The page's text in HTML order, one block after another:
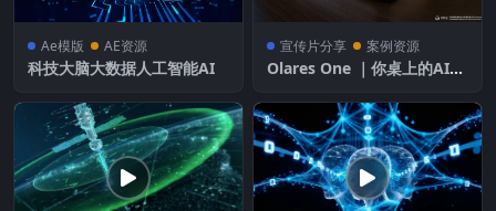
Ae模版 AE资源
科技大脑大数据人工智能AI
宣传片分享 案例资源
Olares One ｜你桌上的AI超